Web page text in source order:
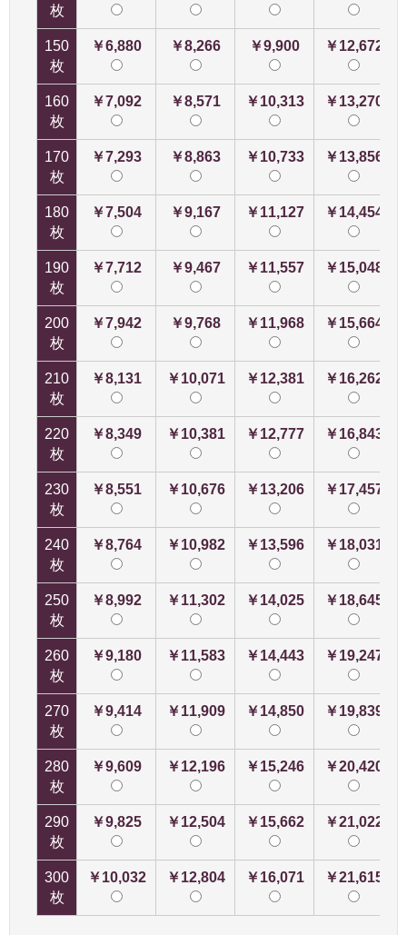
枚
150
枚
￥6,880 ￥8,266 ￥9,900 ￥12,672
160
枚
￥7,092 ￥8,571 ￥10,313 ￥13,270
170
枚
￥7,293 ￥8,863 ￥10,733 ￥13,856
180
枚
￥7,504 ￥9,167 ￥11,127 ￥14,454
190
枚
￥7,712 ￥9,467 ￥11,557 ￥15,048
200
枚
￥7,942 ￥9,768 ￥11,968 ￥15,664
210
枚
￥8,131 ￥10,071 ￥12,381 ￥16,262
220
枚
￥8,349 ￥10,381 ￥12,777 ￥16,843
230
枚
￥8,551 ￥10,676 ￥13,206 ￥17,457
240
枚
￥8,764 ￥10,982 ￥13,596 ￥18,031
250
枚
￥8,992 ￥11,302 ￥14,025 ￥18,645
260
枚
￥9,180 ￥11,583 ￥14,443 ￥19,247
270
枚
￥9,414 ￥11,909 ￥14,850 ￥19,839
280
枚
￥9,609 ￥12,196 ￥15,246 ￥20,420
290
枚
￥9,825 ￥12,504 ￥15,662 ￥21,022
300
枚
￥10,032 ￥12,804 ￥16,071 ￥21,615